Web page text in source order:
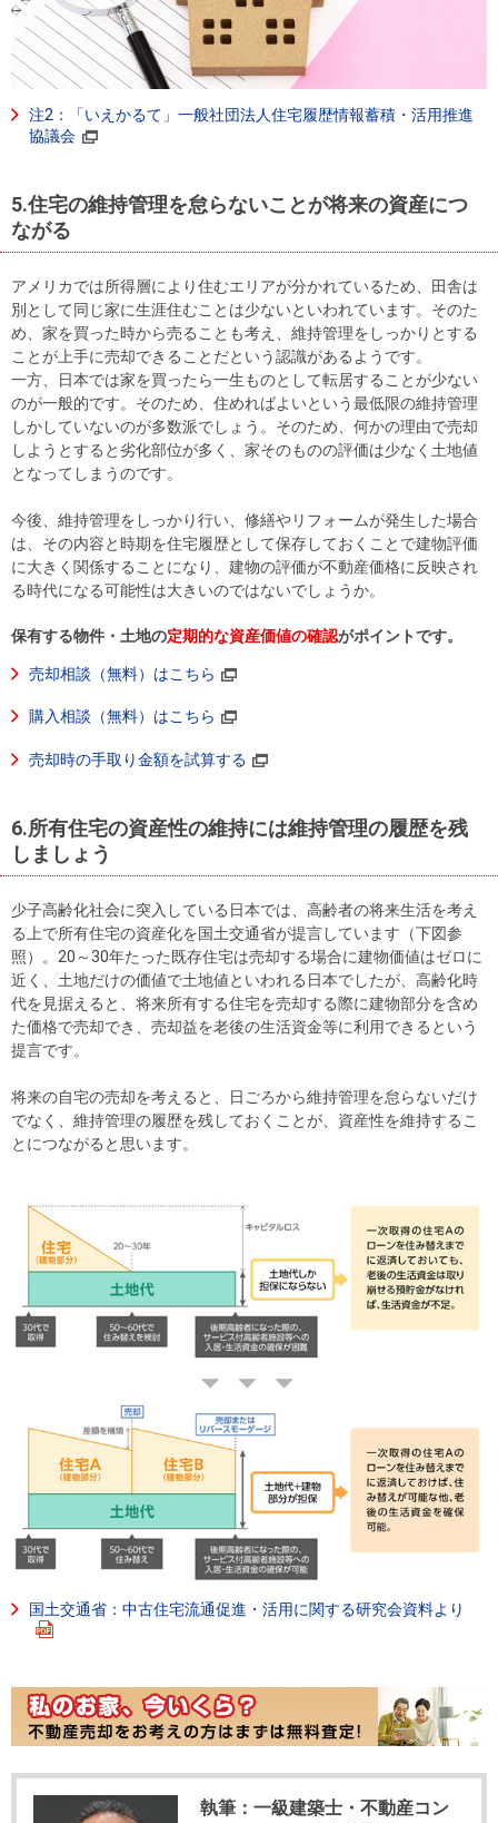
注2：「いえかるて」一般社団法人住宅履歴情報蓄積・活用推進
協議会
5.住宅の維持管理を怠らないことが将来の資産につ
ながる
アメリカでは所得層により住むエリアが分かれているため、田舎は
別として同じ家に生涯住むことは少ないといわれています。そのた
め、家を買った時から売ることも考え、維持管理をしっかりとする
ことが上手に売却できることだという認識があるようです。
一方、日本では家を買ったら一生ものとして転居することが少ない
のが一般的です。そのため、住めればよいという最低限の維持管理
しかしていないのが多数派でしょう。そのため、何かの理由で売却
しようとすると劣化部位が多く、家そのものの評価は少なく土地値
となってしまうのです。
今後、維持管理をしっかり行い、修繕やリフォームが発生した場合
は、その内容と時期を住宅履歴として保存しておくことで建物評価
に大きく関係することになり、建物の評価が不動産価格に反映され
る時代になる可能性は大きいのではないでしょうか。
保有する物件・土地の定期的な資産価値の確認がポイントです。
売却相談（無料）はこちら
購入相談（無料）はこちら
売却時の手取り金額を試算する
6.所有住宅の資産性の維持には維持管理の履歴を残
しましょう
少子高齢化社会に突入している日本では、高齢者の将来生活を考え
る上で所有住宅の資産化を国土交通省が提言しています（下図参
照）。20～30年たった既存住宅は売却する場合に建物価値はゼロに
近く、土地だけの価値で土地値といわれる日本でしたが、高齢化時
代を見据えると、将来所有する住宅を売却する際に建物部分を含め
た価格で売却でき、売却益を老後の生活資金等に利用できるという
提言です。
将来の自宅の売却を考えると、日ごろから維持管理を怠らないだけ
でなく、維持管理の履歴を残しておくことが、資産性を維持するこ
とにつながると思います。
国土交通省：中古住宅流通促進・活用に関する研究会資料より
執筆：一級建築士・不動産コン